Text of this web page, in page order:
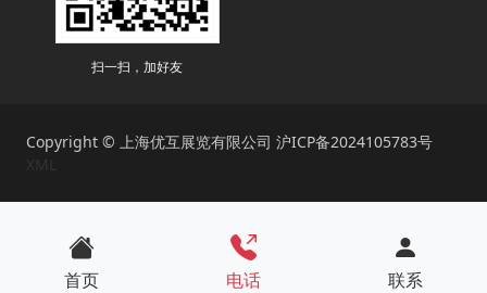
扫一扫，加好友
Copyright © 上海优互展览有限公司 沪ICP备2024105783号
首页 电话 联系